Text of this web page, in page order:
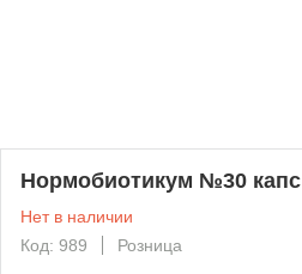
Нормобиотикум №30 капс
Нет в наличии
Код: 989
Розница